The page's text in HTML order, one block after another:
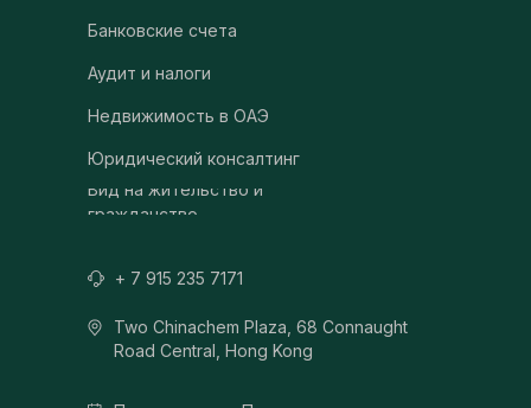
Банковские счета
Аудит и налоги
Недвижимость в ОАЭ
Юридический консалтинг
Вид на жительство и
гражданство
Two Chinachem Plaza, 68 Connaught
Road Central, Hong Kong
+ 7 915 235 7171